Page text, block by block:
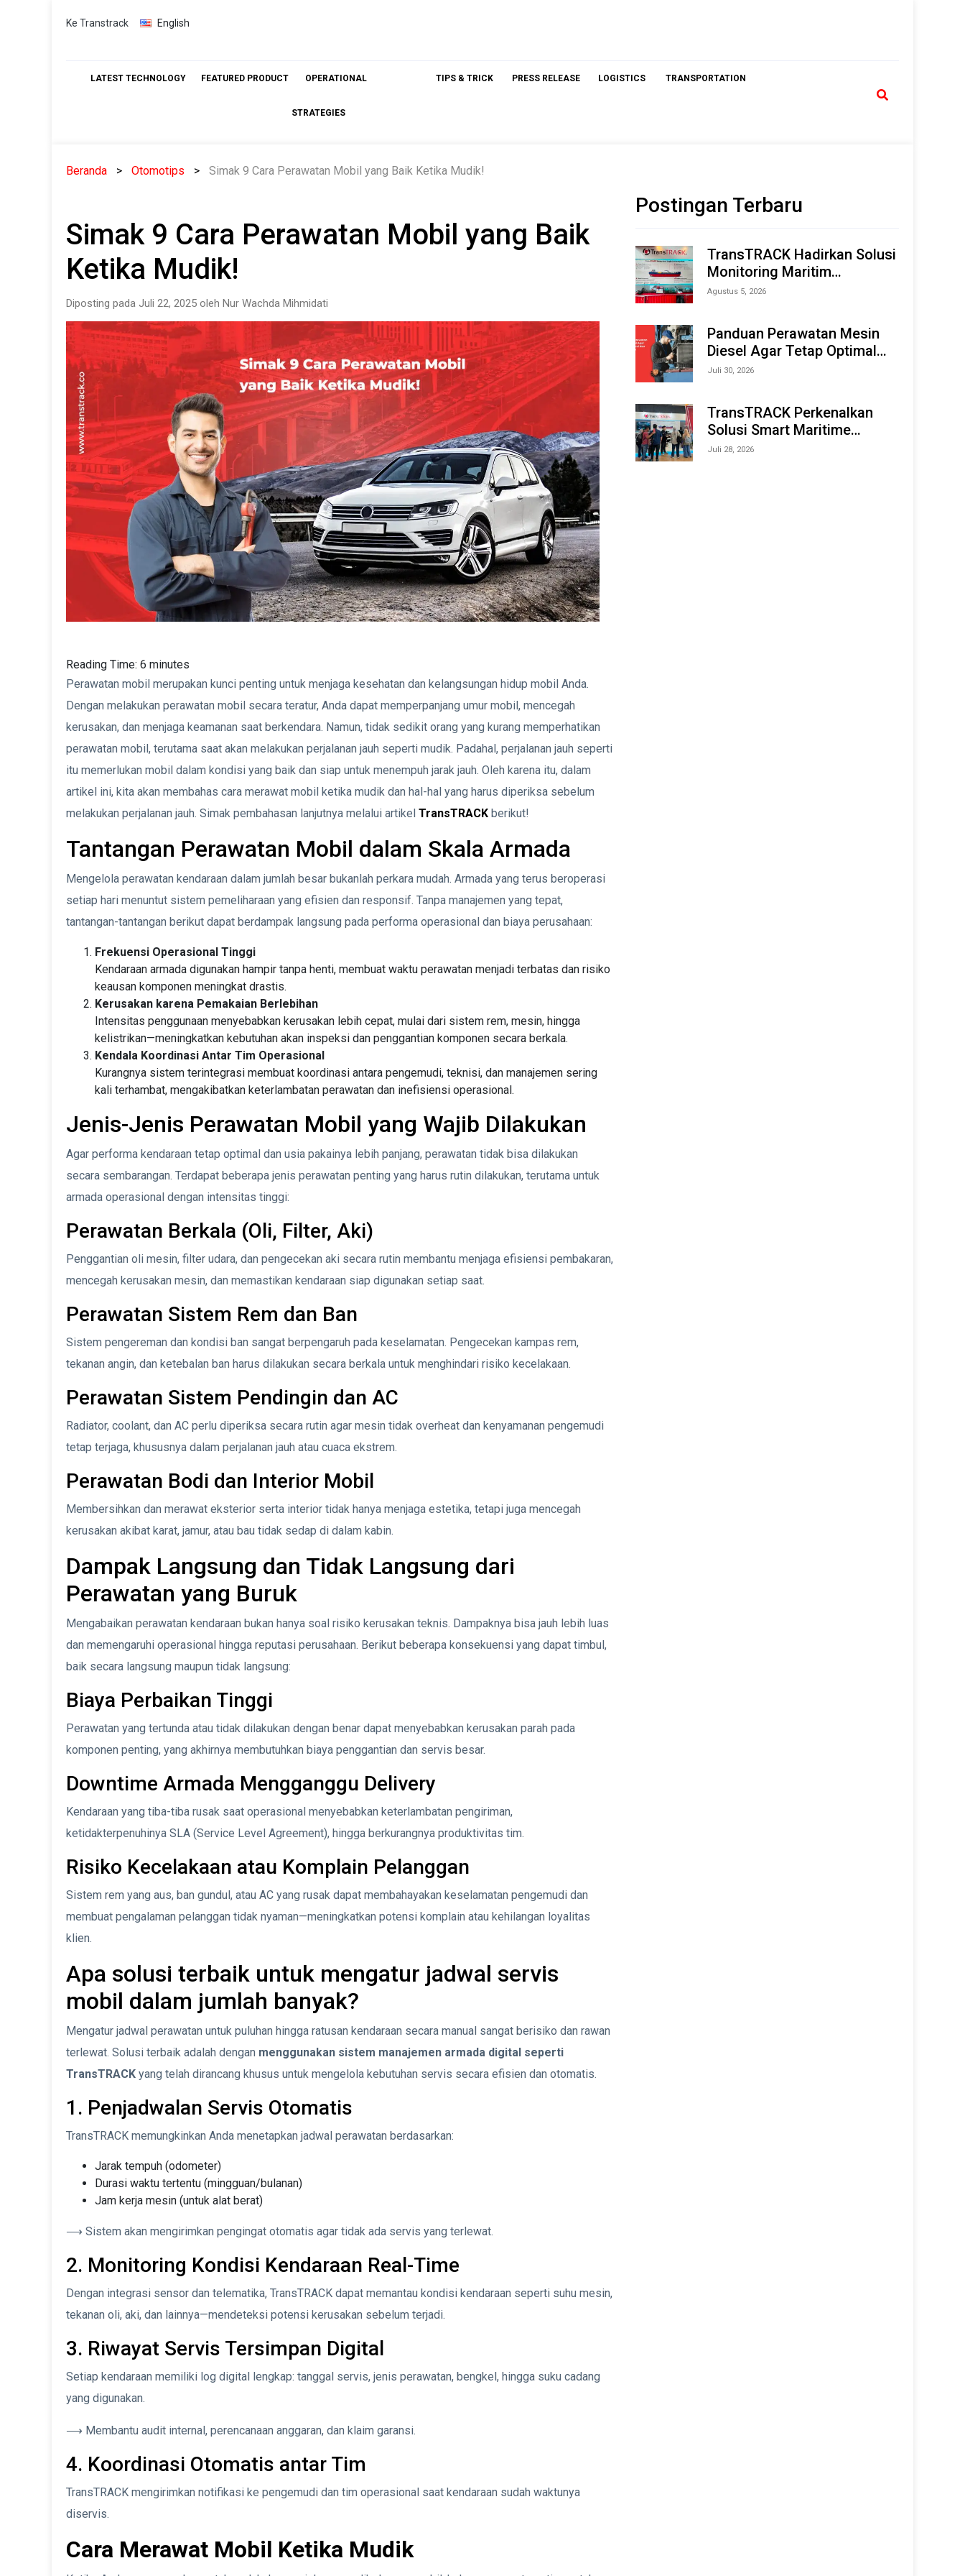
Skip
Ke Transtrack English
LATEST TECHNOLOGY FEATURED PRODUCT OPERATIONAL
STRATEGIES
TIPS & TRICK PRESS RELEASE LOGISTICS TRANSPORTATION
Beranda Otomotips Simak 9 Cara Perawatan Mobil yang Baik Ketika Mudik!
Simak 9 Cara Perawatan Mobil yang Baik
Ketika Mudik!
Diposting pada Juli 22, 2025 oleh Nur Wachda Mihmidati
Reading Time: 6 minutes
Perawatan mobil merupakan kunci penting untuk menjaga kesehatan dan kelangsungan hidup mobil Anda.
Dengan melakukan perawatan mobil secara teratur, Anda dapat memperpanjang umur mobil, mencegah
kerusakan, dan menjaga keamanan saat berkendara. Namun, tidak sedikit orang yang kurang memperhatikan
perawatan mobil, terutama saat akan melakukan perjalanan jauh seperti mudik. Padahal, perjalanan jauh seperti
itu memerlukan mobil dalam kondisi yang baik dan siap untuk menempuh jarak jauh. Oleh karena itu, dalam
artikel ini, kita akan membahas cara merawat mobil ketika mudik dan hal-hal yang harus diperiksa sebelum
melakukan perjalanan jauh. Simak pembahasan lanjutnya melalui artikel TransTRACK berikut!
Tantangan Perawatan Mobil dalam Skala Armada
Mengelola perawatan kendaraan dalam jumlah besar bukanlah perkara mudah. Armada yang terus beroperasi
setiap hari menuntut sistem pemeliharaan yang efisien dan responsif. Tanpa manajemen yang tepat,
tantangan-tantangan berikut dapat berdampak langsung pada performa operasional dan biaya perusahaan:
Frekuensi Operasional Tinggi
Kendaraan armada digunakan hampir tanpa henti, membuat waktu perawatan menjadi terbatas dan risiko
keausan komponen meningkat drastis.
Kerusakan karena Pemakaian Berlebihan
Intensitas penggunaan menyebabkan kerusakan lebih cepat, mulai dari sistem rem, mesin, hingga
kelistrikan—meningkatkan kebutuhan akan inspeksi dan penggantian komponen secara berkala.
Kendala Koordinasi Antar Tim Operasional
Kurangnya sistem terintegrasi membuat koordinasi antara pengemudi, teknisi, dan manajemen sering
kali terhambat, mengakibatkan keterlambatan perawatan dan inefisiensi operasional.
Jenis-Jenis Perawatan Mobil yang Wajib Dilakukan
Agar performa kendaraan tetap optimal dan usia pakainya lebih panjang, perawatan tidak bisa dilakukan
secara sembarangan. Terdapat beberapa jenis perawatan penting yang harus rutin dilakukan, terutama untuk
armada operasional dengan intensitas tinggi:
Perawatan Berkala (Oli, Filter, Aki)
Penggantian oli mesin, filter udara, dan pengecekan aki secara rutin membantu menjaga efisiensi pembakaran,
mencegah kerusakan mesin, dan memastikan kendaraan siap digunakan setiap saat.
Perawatan Sistem Rem dan Ban
Sistem pengereman dan kondisi ban sangat berpengaruh pada keselamatan. Pengecekan kampas rem,
tekanan angin, dan ketebalan ban harus dilakukan secara berkala untuk menghindari risiko kecelakaan.
Perawatan Sistem Pendingin dan AC
Radiator, coolant, dan AC perlu diperiksa secara rutin agar mesin tidak overheat dan kenyamanan pengemudi
tetap terjaga, khususnya dalam perjalanan jauh atau cuaca ekstrem.
Perawatan Bodi dan Interior Mobil
Membersihkan dan merawat eksterior serta interior tidak hanya menjaga estetika, tetapi juga mencegah
kerusakan akibat karat, jamur, atau bau tidak sedap di dalam kabin.
Dampak Langsung dan Tidak Langsung dari
Perawatan yang Buruk
Mengabaikan perawatan kendaraan bukan hanya soal risiko kerusakan teknis. Dampaknya bisa jauh lebih luas
dan memengaruhi operasional hingga reputasi perusahaan. Berikut beberapa konsekuensi yang dapat timbul,
baik secara langsung maupun tidak langsung:
Biaya Perbaikan Tinggi
Perawatan yang tertunda atau tidak dilakukan dengan benar dapat menyebabkan kerusakan parah pada
komponen penting, yang akhirnya membutuhkan biaya penggantian dan servis besar.
Downtime Armada Mengganggu Delivery
Kendaraan yang tiba-tiba rusak saat operasional menyebabkan keterlambatan pengiriman,
ketidakterpenuhinya SLA (Service Level Agreement), hingga berkurangnya produktivitas tim.
Risiko Kecelakaan atau Komplain Pelanggan
Sistem rem yang aus, ban gundul, atau AC yang rusak dapat membahayakan keselamatan pengemudi dan
membuat pengalaman pelanggan tidak nyaman—meningkatkan potensi komplain atau kehilangan loyalitas
klien.
Apa solusi terbaik untuk mengatur jadwal servis
mobil dalam jumlah banyak?
Mengatur jadwal perawatan untuk puluhan hingga ratusan kendaraan secara manual sangat berisiko dan rawan
terlewat. Solusi terbaik adalah dengan menggunakan sistem manajemen armada digital seperti
TransTRACK yang telah dirancang khusus untuk mengelola kebutuhan servis secara efisien dan otomatis.
1. Penjadwalan Servis Otomatis
TransTRACK memungkinkan Anda menetapkan jadwal perawatan berdasarkan:
Jarak tempuh (odometer)
Durasi waktu tertentu (mingguan/bulanan)
Jam kerja mesin (untuk alat berat)
⟶ Sistem akan mengirimkan pengingat otomatis agar tidak ada servis yang terlewat.
2. Monitoring Kondisi Kendaraan Real-Time
Dengan integrasi sensor dan telematika, TransTRACK dapat memantau kondisi kendaraan seperti suhu mesin,
tekanan oli, aki, dan lainnya—mendeteksi potensi kerusakan sebelum terjadi.
3. Riwayat Servis Tersimpan Digital
Setiap kendaraan memiliki log digital lengkap: tanggal servis, jenis perawatan, bengkel, hingga suku cadang
yang digunakan.
⟶ Membantu audit internal, perencanaan anggaran, dan klaim garansi.
4. Koordinasi Otomatis antar Tim
TransTRACK mengirimkan notifikasi ke pengemudi dan tim operasional saat kendaraan sudah waktunya
diservis.
Cara Merawat Mobil Ketika Mudik
Postingan Terbaru
TransTRACK Hadirkan Solusi
Monitoring Maritim
Terintegrasi Berbasis AI &
Offshore Expo (IMOX) 2026
Agustus 5, 2026
Panduan Perawatan Mesin
Diesel Agar Tetap Optimal
dan Tahan Lama
Juli 30, 2026
TransTRACK Perkenalkan
Solusi Smart Maritime
Monitoring Berbasis AI dan
Juli 28, 2026